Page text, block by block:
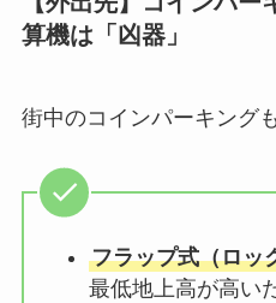
算機は「凶器」
街中のコインパーキング
フラップ式（ロッ
最低地上高が高い